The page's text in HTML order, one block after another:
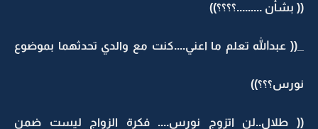
(( بشأن .........؟؟؟؟))
_(( عبدالله تعلم ما اعني....كنت مع والدي تحدثهما بموضوع
نورس؟؟؟))
(( طلال..لن اتزوج نورس.... فكرة الزواج ليست ضمن